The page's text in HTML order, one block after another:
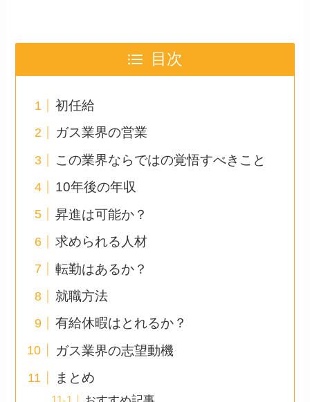
目次
初任給
ガス業界の営業
この業界ならではの覚悟すべきこと
10年後の年収
昇進は可能か？
求められる人材
転勤はあるか？
就職方法
有給休暇はとれるか？
ガス業界の志望動機
まとめ